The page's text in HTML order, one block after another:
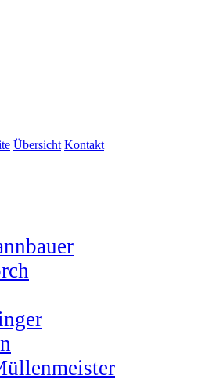
Übersicht Kontakt